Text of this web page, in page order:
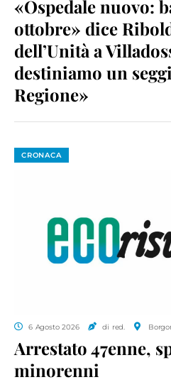
«Ospedale nuovo:
ottobre» dice
dell’Unità a
destiniamo un
Regione»
CRONACA
6 Agosto 2026 di red.
Arrestato 47enne,
minorenni